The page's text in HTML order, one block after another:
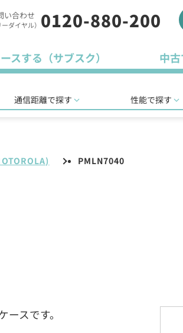
い合わせ
ーダイヤル） 0120-880-200
スする（サブスク） 中
通信距離で探す 性能で探す
PMLN7040
スです。